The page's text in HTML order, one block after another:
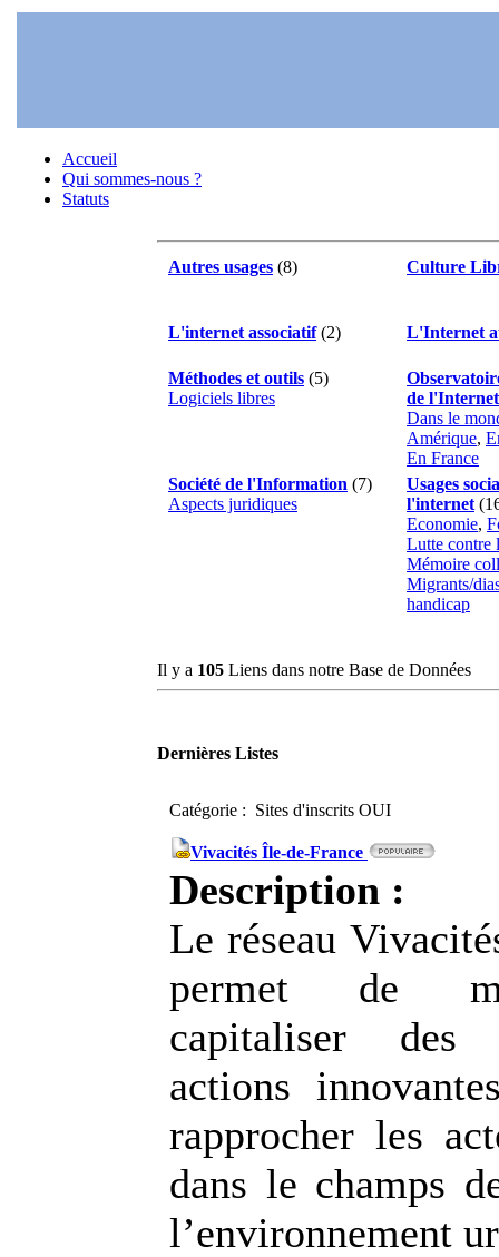
Accueil
Qui sommes-nous ?
Statuts
Autres usages (8) Culture
L'internet associatif(2) L'Internet
Méthodes et outils (5)
Logiciels libres
de l'Internet
Dans le
Amérique,
En France
Société de l'Information (7)
Aspects juridiques
Usages
l'internet
Economie,
Lutte contre
Mémoire
Migrants/
handicap
Il y a 105 Liens dans notre Base de Données
Dernières Listes
Catégorie : Sites d'inscrits OUI
Vivacités Île-de-France
Description :
Le réseau
permet de
capitaliser des
actions
rapprocher les
dans le champs
l’environnement